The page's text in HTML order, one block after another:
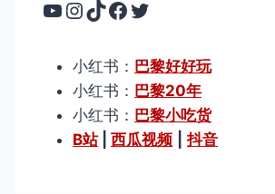
YouTube
Instagram
TikTok
Facebook
Twitter
小红书： 巴黎好好玩
小红书： 巴黎20年
小红书： 巴黎小吃货
B站| 西瓜视频 抖音